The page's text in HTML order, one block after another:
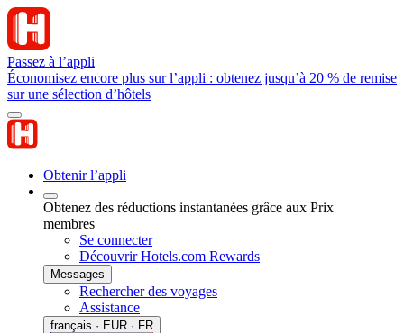
Passez à l’appli
Économisez encore plus sur l’appli : obtenez jusqu’à 20 % de remise
sur une sélection d’hôtels
Obtenir l’appli
Obtenez des réductions instantanées grâce aux Prix
membres
Se connecter
Découvrir Hotels.com Rewards
Messages
Rechercher des voyages
Assistance
français · EUR · FR